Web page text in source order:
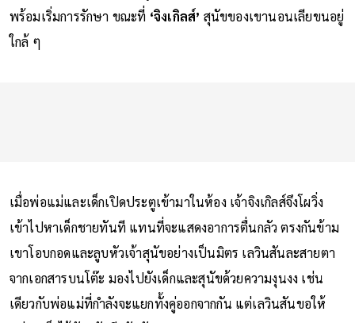
พร้อมเริ่มการรักษา ขณะที่ ‘จิงเกิลส์’ สุนัขของเขานอนเลียขนอยู่
ใกล้ ๆ
เมื่อพ่อแม่และเด็กเปิดประตูเข้ามาในห้อง เจ้าจิงเกิลส์จึงโผวิ่ง
เข้าไปหาเด็กชายทันที แทนที่จะแสดงอาการตื่นกลัว ตรงกันข้าม
เขาโอบกอดและลูบหัวเจ้าสุนัขอย่างเป็นมิตร เลวินสันละสายตา
จากเอกสารบนโต๊ะ มองไปยังเด็กและสุนัขด้วยความงุนงง เช่น
เดียวกับพ่อแม่ที่กำลังจะแยกทั้งคู่ออกจากกัน แต่เลวินสันขอให้